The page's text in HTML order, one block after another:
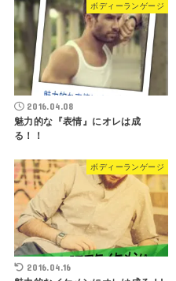
ボディーランゲージ
2016.04.08
魅力的な『表情』にオレは成
る！！
ボディーランゲージ
2016.04.16